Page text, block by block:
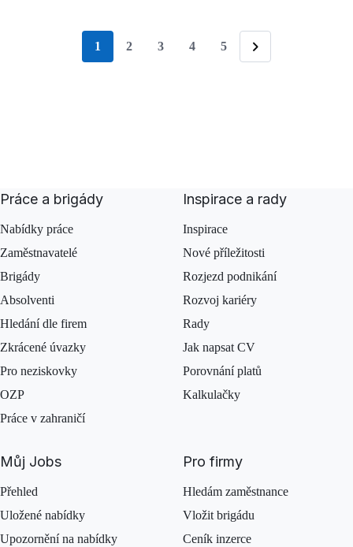
stránka
1 2 3 4 5
Následující
Práce a brigády
Nabídky práce
Zaměstnavatelé
Brigády
Absolventi
Hledání dle firem
Zkrácené úvazky
Pro neziskovky
OZP
Práce v zahraničí
Inspirace a rady
Inspirace
Nové příležitosti
Rozjezd podnikání
Rozvoj kariéry
Rady
Jak napsat CV
Porovnání platů
Kalkulačky
Můj Jobs
Přehled
Uložené nabídky
Upozornění na nabídky
Pro firmy
Hledám zaměstnance
Vložit brigádu
Ceník inzerce